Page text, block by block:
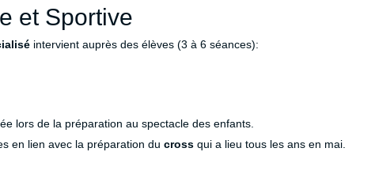
et Sportive
intervient auprès des élèves (3 à 6 séances):
lors de la préparation au spectacle des enfants.
en lien avec la préparation du cross qui a lieu tous les ans en mai.